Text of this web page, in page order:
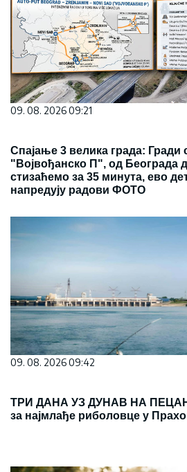
Спајање 3 велика града: Гради
"Војвођанско П", од Београда
стизаћемо за 35 минута, ево
напредују радови ФОТО
09. 08. 2026 09:42
за најмлађе риболовце у